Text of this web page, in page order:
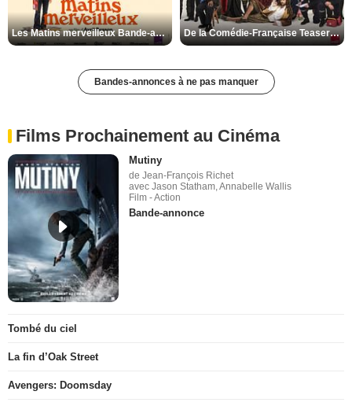
Les Matins merveilleux Bande-annonce VF De la Comédie-Française Teaser VF
Bandes-annonces à ne pas manquer
Films Prochainement au Cinéma
Mutiny
de Jean-François Richet
avec Jason Statham, Annabelle Wallis
Film - Action
Bande-annonce
Tombé du ciel
La fin d’Oak Street
Avengers: Doomsday